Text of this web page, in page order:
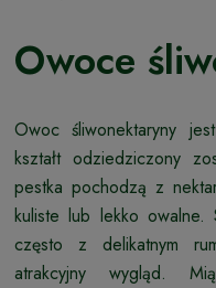
Owoce
Owoc śliwonektaryny
kształt odziedziczony
pestka pochodzą z
kuliste lub lekko owalne.
często z delikatnym
atrakcyjny wygląd.